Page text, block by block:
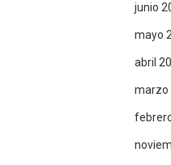
junio
mayo
abril
marzo